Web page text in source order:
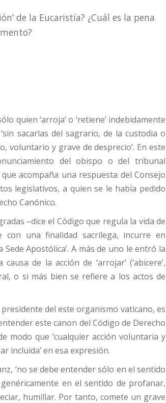
de la Eucaristía? ¿Cuál es la pena
quien ‘arroja’ o ‘retiene’ indebidamente
sacarlas del sagrario, de la custodia o
voluntario y grave de desprecio’. En este
del obispo o del tribunal
acompaña una respuesta del Consejo
legislativos, a quien se le había pedido
Canónico.
–dice el Código que regula la vida de
una finalidad sacrílega, incurre en
Apostólica’. A más de uno le entró la
de la acción de ‘arrojar’ (‘abicere’,
o si más bien se refiere a los actos de
del este organismo vaticano, es
este canon del Código de Derecho
modo que ‘cualquier acción voluntaria y
incluida’ en esa expresión.
‘no se debe entender sólo en el sentido
en el sentido de profanar,
humillar. Por tanto, comete un grave